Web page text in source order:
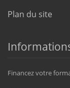
Plan du site
Financez votre